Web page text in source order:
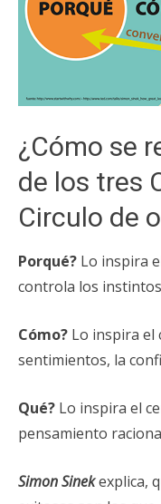
¿Cómo se
de los tres
Circulo de
Porqué? Lo inspira
controla los
Cómo? Lo inspira el
sentimientos, la
Qué? Lo inspira el
pensamiento
Simon Sinekexplica,